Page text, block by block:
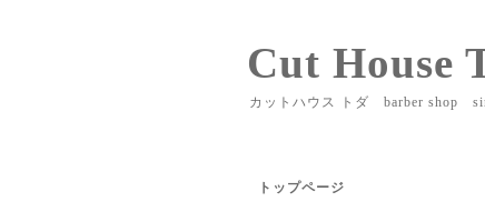
Cut House
カットハウス トダ barber shop
トップページ